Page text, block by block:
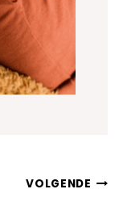
VOLGENDE